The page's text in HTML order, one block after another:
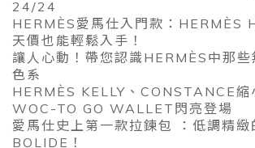
24/24
HERMÈS愛馬仕入門款：HERMÈS
天價也能輕鬆入手！
讓人心動！帶您認識HERMÈS中那些
色系
HERMÈS KELLY、CONSTANCE縮
WOC-TO GO WALLET閃亮登場
愛馬仕史上第一款拉鍊包 ：低調精
BOLIDE！